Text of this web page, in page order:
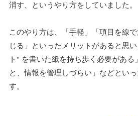
消す、というやり方をしていました。
このやり方は、「手軽」「項目を線
じる」といったメリットがあると思
ト" を書いた紙を持ち歩く必要がある
と、情報を管理しづらい」などとい
す。